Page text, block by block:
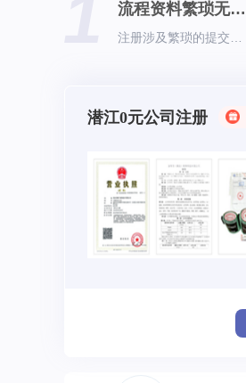
流程资料繁琐无从下手
潜江0元公司注册